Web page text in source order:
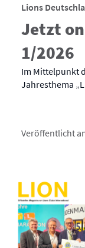
Lions
Jetzt
1/2026
Im Mittelpunkt
Jahresthema
Veröffentlicht